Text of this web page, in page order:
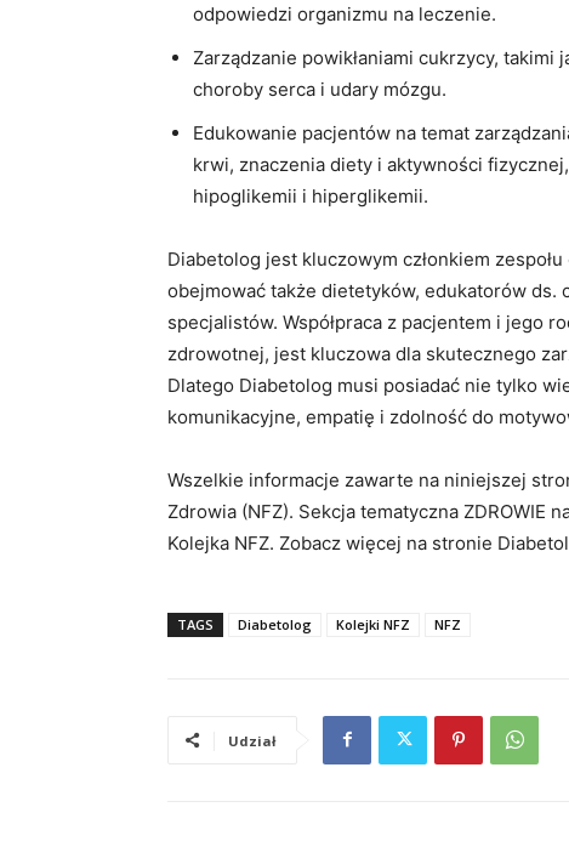
odpowiedzi organizmu na leczenie.
Zarządzanie powikłaniami cukrzycy,
choroby serca i udary mózgu.
Edukowanie pacjentów na temat
krwi, znaczenia diety i aktywności
hipoglikemii i hiperglikemii.
Diabetolog jest kluczowym członkiem
obejmować także dietetyków, edukatorów ds.
specjalistów. Współpraca z pacjentem i jego
zdrowotnej, jest kluczowa dla skutecznego
Dlatego Diabetolog musi posiadać nie tylko
komunikacyjne, empatię i zdolność do
Wszelkie informacje zawarte na niniejszej
Zdrowia (NFZ). Sekcja tematyczna ZDROWIE
Kolejka NFZ. Zobacz więcej na stronie
TAGS Diabetolog Kolejki NFZ NFZ
Udział